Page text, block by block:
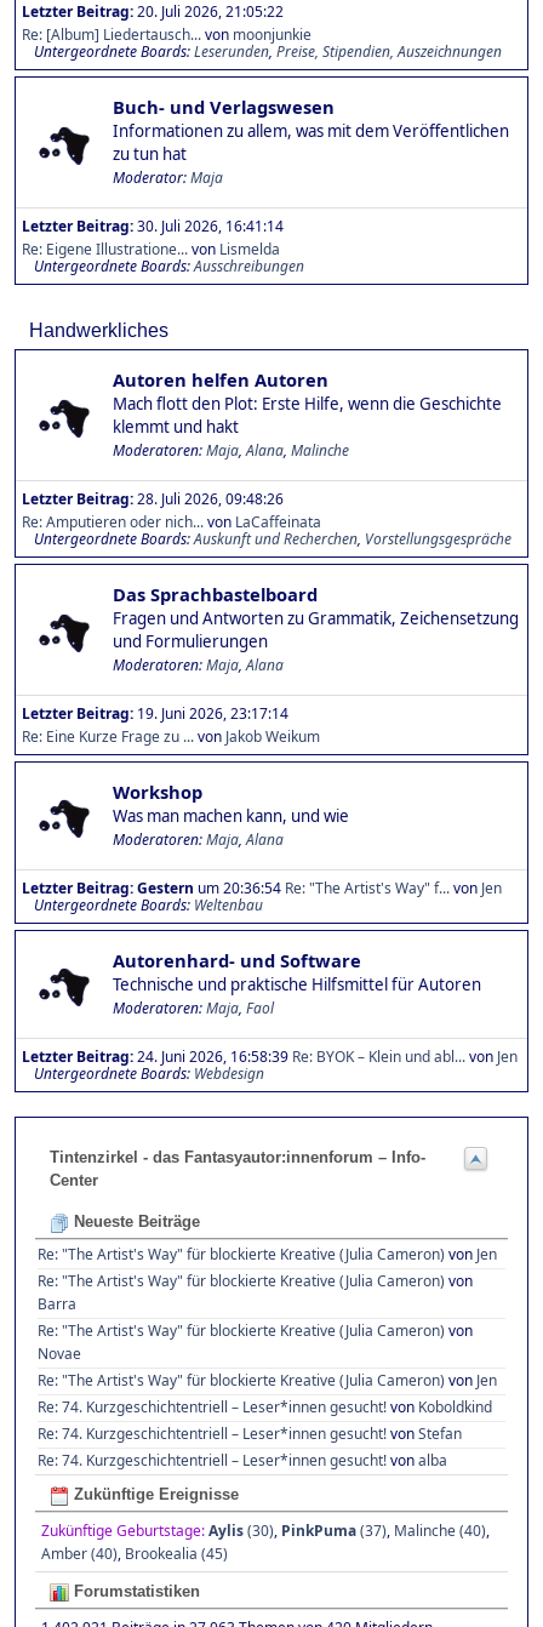
Letzter Beitrag:20. Juli 2026, 21:05:22
Re: [Album] Liedertausch...von moonjunkie
Untergeordnete Boards Leserunden Preise, Stipendien, Auszeichnungen
Buch- und Verlagswesen
Informationen zu allem, was mit dem Veröffentlichen
zu tun hat
Moderator:Maja
Letzter Beitrag:30. Juli 2026, 16:41:14
Re: Eigene Illustratione...von Lismelda
Untergeordnete Boards Ausschreibungen
Handwerkliches
Autoren helfen Autoren
Mach flott den Plot: Erste Hilfe, wenn die Geschichte
klemmt und hakt
Moderatoren:Maja,Alana, Malinche
Letzter Beitrag:28. Juli 2026, 09:48:26
Re: Amputieren oder nich...von LaCaffeinata
Untergeordnete Boards Auskunft und Recherchen Vorstellungsgespräche
Das Sprachbastelboard
Fragen und Antworten zu Grammatik, Zeichensetzung
und Formulierungen
Moderatoren:Maja,Alana
Letzter Beitrag: 19. Juni 2026, 23:17:14
Re: Eine Kurze Frage zu ...von Jakob Weikum
Workshop
Was man machen kann, und wie
Moderatoren:Maja,Alana
Letzter Beitrag:Gestern um 20:36:54 Re: "The Artist's Way" f...von Jen
Untergeordnete Boards Weltenbau
Autorenhard- und Software
Technische und praktische Hilfsmittel für Autoren
Moderatoren:Maja, Faol
Letzter Beitrag:24. Juni 2026, 16:58:39 Re: BYOK – Klein und abl...von Jen
Untergeordnete Boards Webdesign
Tintenzirkel - das Fantasyautor:innenforum – Info-
Center
Neueste Beiträge
Re: "The Artist's Way" für blockierte Kreative (Julia Cameron) von Jen
Re: "The Artist's Way" für blockierte Kreative (Julia Cameron) von
Barra
Re: "The Artist's Way" für blockierte Kreative (Julia Cameron) von
Novae
Re: "The Artist's Way" für blockierte Kreative (Julia Cameron) von Jen
Re: 74. Kurzgeschichtentriell – Leser*innen gesucht!von Koboldkind
Re: 74. Kurzgeschichtentriell – Leser*innen gesucht!vonStefan
Re: 74. Kurzgeschichtentriell – Leser*innen gesucht!vonalba
Zukünftige Ereignisse
Zukünftige Geburtstage:Aylis(30), PinkPuma(37), Malinche (40),
Amber (40), Brookealia (45)
Forumstatistiken